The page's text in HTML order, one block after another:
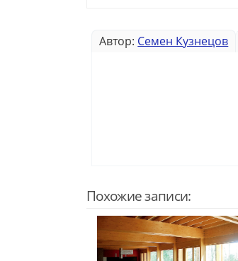
Автор: Семен Кузнецов
Похожие записи: